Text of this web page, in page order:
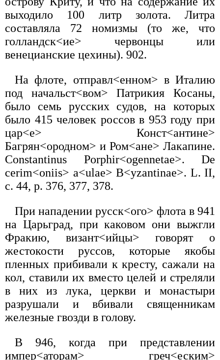
выходило 100 литр золота. Литра
составляла 72 номизмы (то же, что
голландск<ие> червонцы или
венецианские цехины). 902.
На флоте, отправл<енном> в Италию
под начальст<вом> Патрикия Косаны,
было семь русских судов, на которых
было 415 человек россов в 953 году при
цар<е> Конст<антине>
Багрян<ородном> и Ром<ане> Лакапине.
Constantinus Porphir<ogennetae>. De
cerim<oniis> a<ulae> B<yzantinae>. L. II,
c. 44, p. 376, 377, 378.
При нападении русск<ого> флота в 941
на Царьград, при каковом они выжгли
Фракию, визант<ийцы> говорят о
жестокости руссов, которые якобы
пленных прибивали к кресту, сажали на
кол, ставили их вместо целей и стреляли
в них из лука, церкви и монастыри
разрушали и вбивали священникам
железные гвозди в голову.
В 946, когда при представлении
импер<аторам> греч<еским>